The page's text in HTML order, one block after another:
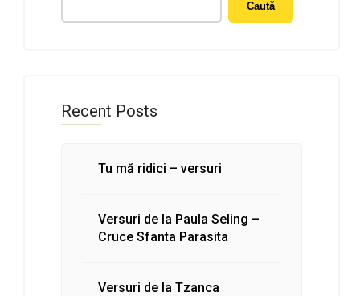
Caută
Recent Posts
Tu mă ridici – versuri
Versuri de la Paula Seling –
Cruce Sfanta Parasita
Versuri de la Tzanca